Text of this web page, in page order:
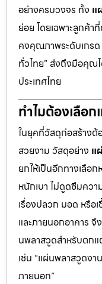
อย่างครบวงจร ทั้ง แ
ย่อย โดยเฉพาะลูกค้า
คงคุณภาพระดับเกร
ทั่วไทย” ส่งถึงมือคุณ
ประเทศไทย
ทำไมต้องเลือ
ในยุคที่วัสดุก่อสร้างต้
สวยงาม วัสดุอย่าง แ
ยกให้เป็นอีกทางเลือ
หนักเบา ไม่ดูดซึมคว
เรื่องปลวก มอด หรือ
และภายนอกอาคาร จึ
นพลาสวูดสำหรับตกแ
เช่น “แผ่นพลาสวูดงา
ภายนอก”